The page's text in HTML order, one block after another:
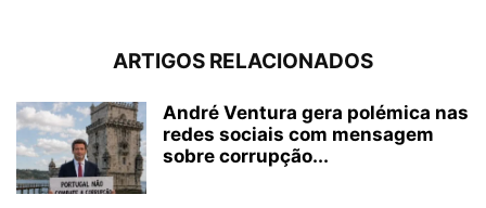
ARTIGOS RELACIONADOS
André Ventura gera polémica nas
redes sociais com mensagem
sobre corrupção...